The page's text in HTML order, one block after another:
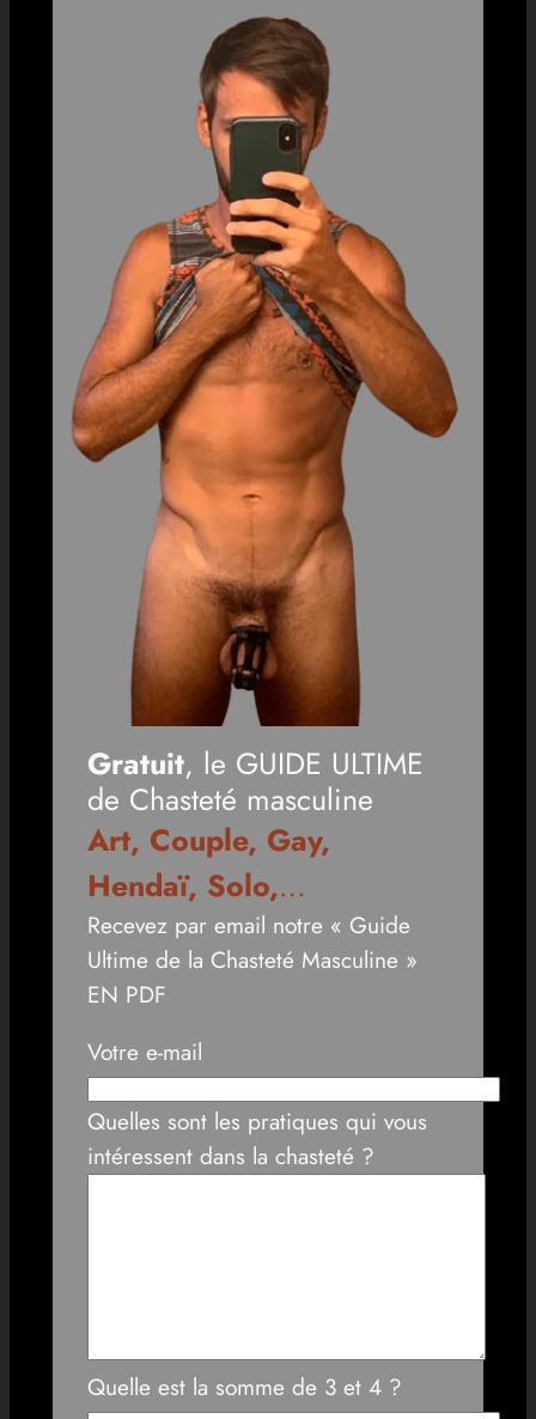
Gratuit, le GUIDE ULTIME
de Chasteté masculine
Art, Couple, Gay,
Hendaï, Solo,…
Recevez par email notre « Guide
Ultime de la Chasteté Masculine »
EN PDF
Votre e-mail
Quelles sont les pratiques qui vous
intéressent dans la chasteté ?
Quelle est la somme de 3 et 4 ?